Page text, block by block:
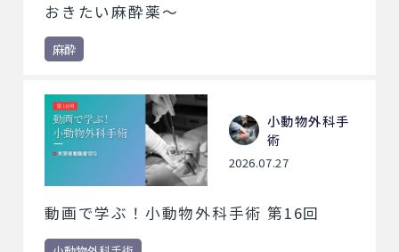
おきたい麻酔薬～
麻酔
小動物外科手
術
2026.07.27
動画で学ぶ！小動物外科手術 第16回